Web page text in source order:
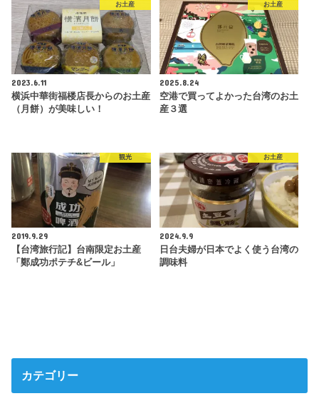
お土産
2023.6.11
横浜中華街福楼店長からのお土産
（月餅）が美味しい！
お土産
2025.8.24
空港で買ってよかった台湾のお土
産３選
観光
2019.9.29
【台湾旅行記】台南限定お土産
「鄭成功ポテチ&ビール」
お土産
2024.9.9
日台夫婦が日本でよく使う台湾の
調味料
カテゴリー